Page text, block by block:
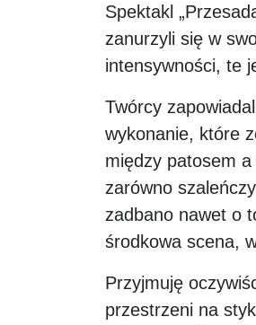
Spektakl
zanurzyli się w
intensywności, te
Twórcy
wykonanie, które
między patosem
zarówno
zadbano nawet o
środkowa scena,
Przyjmuję
przestrzeni na